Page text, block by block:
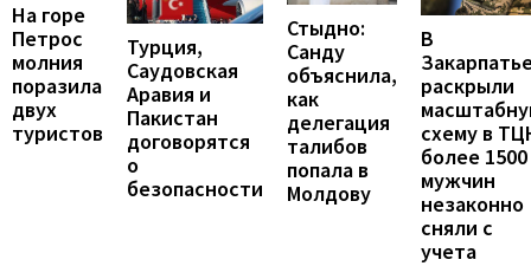
На горе
Петрос
молния
поразила
двух
туристов
Турция,
Саудовская
Аравия и
Пакистан
договорятся
о
безопасности
Стыдно:
Санду
объяснила,
как
делегация
талибов
попала в
Молдову
В
раскрыли
схему в
более 1500
мужчин
незаконно
сняли с
учета